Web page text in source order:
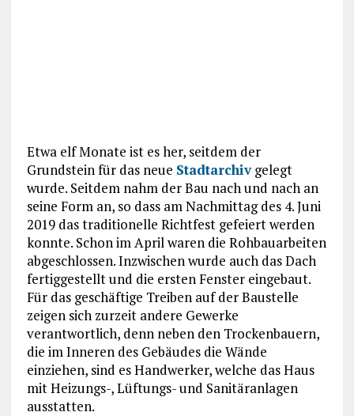
Etwa elf Monate ist es her, seitdem der
Grundstein für das neue Stadtarchivgelegt
wurde. Seitdem nahm der Bau nach und nach an
seine Form an, so dass am Nachmittag des 4. Juni
2019 das traditionelle Richtfest gefeiert werden
konnte. Schon im April waren die Rohbauarbeiten
abgeschlossen. Inzwischen wurde auch das Dach
fertiggestellt und die ersten Fenster eingebaut.
Für das geschäftige Treiben auf der Baustelle
zeigen sich zurzeit andere Gewerke
verantwortlich, denn neben den Trockenbauern,
die im Inneren des Gebäudes die Wände
einziehen, sind es Handwerker, welche das Haus
mit Heizungs-, Lüftungs- und Sanitäranlagen
ausstatten.